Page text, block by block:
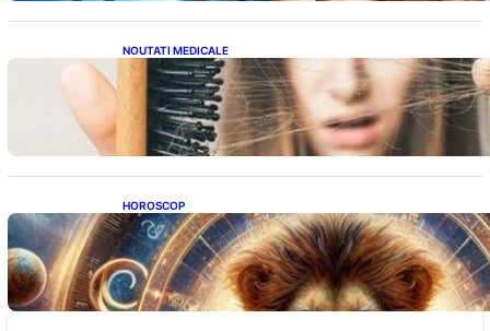
NOUTATI MEDICALE
Semnele unei deficiențe de proteine:
Impactul asupra sănătății tale
HOROSCOP
Portalul Leului 8/8: Oportunități de
Abundență pentru Cinci Zodii în 2026